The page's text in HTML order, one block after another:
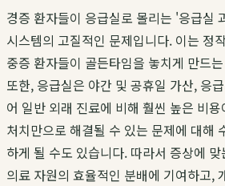
경증 환자들이 응급실로 몰리는 '응급실
시스템의 고질적인 문제입니다. 이는 정
중증 환자들이 골든타임을 놓치게 만드
또한, 응급실은 야간 및 공휴일 가산, 응
어 일반 외래 진료에 비해 훨씬 높은 비
처치만으로 해결될 수 있는 문제에 대해
하게 될 수도 있습니다. 따라서 증상에
의료 자원의 효율적인 분배에 기여하고,